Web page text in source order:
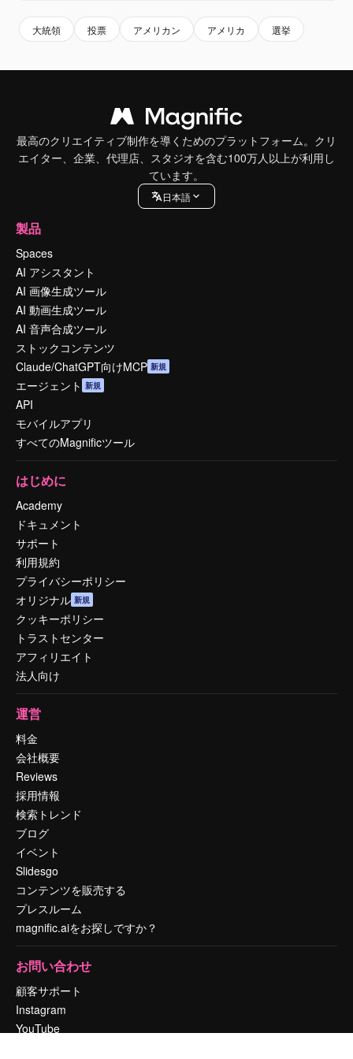
大統領 投票 アメリカン アメリカ 選挙
最高のクリエイティブ制作を導くためのプラットフォーム。クリ
エイター、企業、代理店、スタジオを含む100万人以上が利用し
ています。
日本語
製品
Spaces
AI アシスタント
AI 画像生成ツール
AI 動画生成ツール
AI 音声合成ツール
ストックコンテンツ
Claude/ChatGPT向けMCP 新規
エージェント 新規
API
モバイルアプリ
すべてのMagnificツール
はじめに
Academy
ドキュメント
サポート
利用規約
プライバシーポリシー
オリジナル 新規
クッキーポリシー
トラストセンター
アフィリエイト
法人向け
運営
料金
会社概要
Reviews
採用情報
検索トレンド
ブログ
イベント
Slidesgo
コンテンツを販売する
プレスルーム
magnific.aiをお探しですか？
お問い合わせ
顧客サポート
Instagram
YouTube